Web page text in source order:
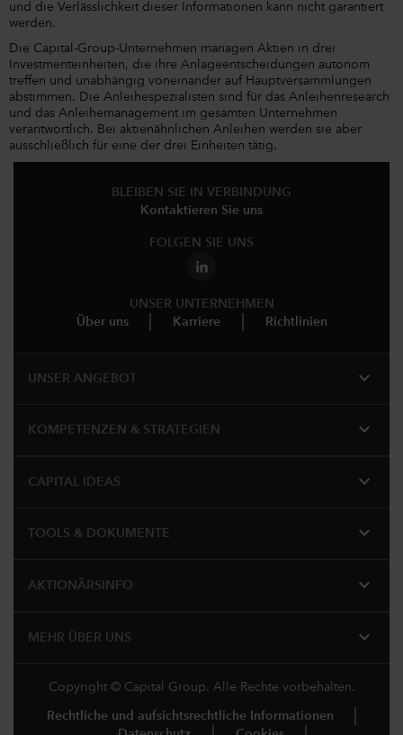
und die Verlässlichkeit dieser Informationen kann nicht garantiert
werden.
Die Capital-Group-Unternehmen managen Aktien in drei
Investmenteinheiten, die ihre Anlageentscheidungen autonom
treffen und unabhängig voneinander auf Hauptversammlungen
abstimmen. Die Anleihespezialisten sind für das Anleihenresearch
und das Anleihemanagement im gesamten Unternehmen
verantwortlich. Bei aktienähnlichen Anleihen werden sie aber
ausschließlich für eine der drei Einheiten tätig.
BLEIBEN SIE IN VERBINDUNG
Kontaktieren Sie uns
FOLGEN SIE UNS
UNSER UNTERNEHMEN
Über uns
Karriere Richtlinien
UNSER ANGEBOT expand_more
KOMPETENZEN & STRATEGIEN expand_more
CAPITAL IDEAS expand_more
TOOLS & DOKUMENTE expand_more
AKTIONÄRSINFO expand_more
MEHR ÜBER UNS expand_more
Copyright © Capital Group. Alle Rechte vorbehalten.
Rechtliche und aufsichtsrechtliche Informationen